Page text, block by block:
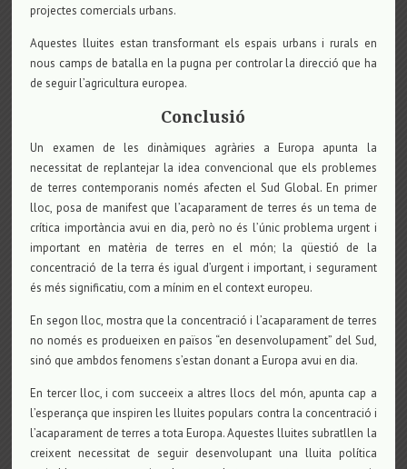
projectes comercials urbans.
Aquestes lluites estan transformant els espais urbans i rurals en
nous camps de batalla en la pugna per controlar la direcció que ha
de seguir l’agricultura europea.
Conclusió
Un examen de les dinàmiques agràries a Europa apunta la
necessitat de replantejar la idea convencional que els problemes
de terres contemporanis només afecten el Sud Global. En primer
lloc, posa de manifest que l’acaparament de terres és un tema de
crítica importància avui en dia, però no és l’únic problema urgent i
important en matèria de terres en el món; la qüestió de la
concentració de la terra és igual d’urgent i important, i segurament
és més significatiu, com a mínim en el context europeu.
En segon lloc, mostra que la concentració i l’acaparament de terres
no només es produeixen en països “en desenvolupament” del Sud,
sinó que ambdos fenomens s’estan donant a Europa avui en dia.
En tercer lloc, i com succeeix a altres llocs del món, apunta cap a
l’esperança que inspiren les lluites populars contra la concentració i
l’acaparament de terres a tota Europa. Aquestes lluites subratllen la
creixent necessitat de seguir desenvolupant una lluita política